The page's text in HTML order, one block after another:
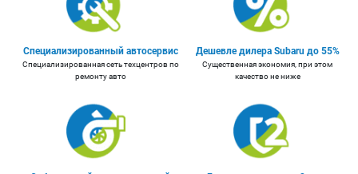
Специализированный автосервис
Специализированная сеть техцентров по
ремонту авто
Дешевле дилера Subaru до 55%
Существенная экономия, при этом
качество не ниже